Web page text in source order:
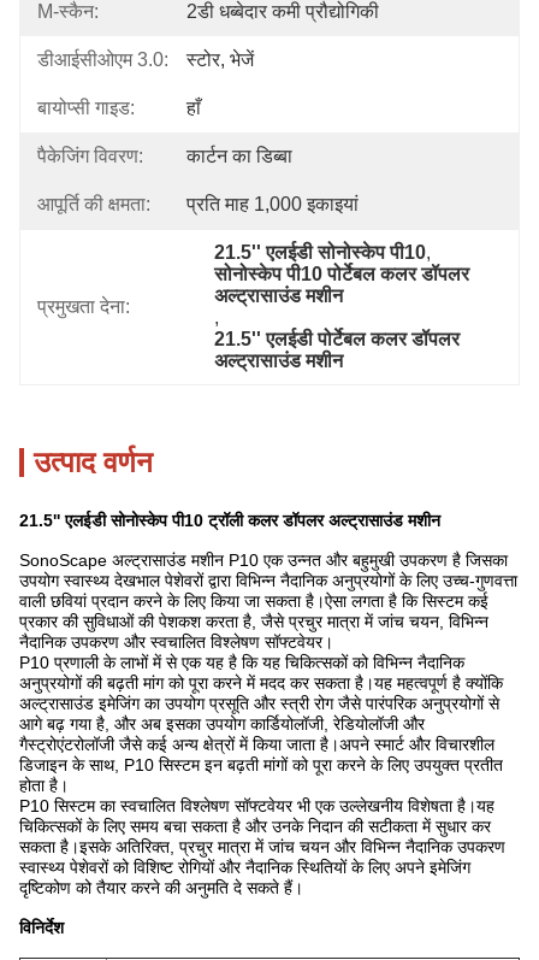
Μ-स्कैन: 2डी धब्बेदार कमी प्रौद्योगिकी
डीआईसीओएम 3.0: स्टोर, भेजें
बायोप्सी गाइड: हाँ
पैकेजिंग विवरण: कार्टन का डिब्बा
आपूर्ति की क्षमता: प्रति माह 1,000 इकाइयां
प्रमुखता देना:
21.5'' एलईडी सोनोस्केप पी10,
सोनोस्केप पी10 पोर्टेबल कलर डॉपलर
अल्ट्रासाउंड मशीन
,
21.5'' एलईडी पोर्टेबल कलर डॉपलर
अल्ट्रासाउंड मशीन
उत्पाद वर्णन
21.5'' एलईडी सोनोस्केप पी10 ट्रॉली कलर डॉपलर अल्ट्रासाउंड मशीन
SonoScape अल्ट्रासाउंड मशीन P10 एक उन्नत और बहुमुखी उपकरण है जिसका
उपयोग स्वास्थ्य देखभाल पेशेवरों द्वारा विभिन्न नैदानिक ​​अनुप्रयोगों के लिए उच्च-गुणवत्ता
वाली छवियां प्रदान करने के लिए किया जा सकता है।ऐसा लगता है कि सिस्टम कई
प्रकार की सुविधाओं की पेशकश करता है, जैसे प्रचुर मात्रा में जांच चयन, विभिन्न
नैदानिक ​​उपकरण और स्वचालित विश्लेषण सॉफ्टवेयर।
P10 प्रणाली के लाभों में से एक यह है कि यह चिकित्सकों को विभिन्न नैदानिक ​​
अनुप्रयोगों की बढ़ती मांग को पूरा करने में मदद कर सकता है।यह महत्वपूर्ण है क्योंकि
अल्ट्रासाउंड इमेजिंग का उपयोग प्रसूति और स्त्री रोग जैसे पारंपरिक अनुप्रयोगों से
आगे बढ़ गया है, और अब इसका उपयोग कार्डियोलॉजी, रेडियोलॉजी और
गैस्ट्रोएंटरोलॉजी जैसे कई अन्य क्षेत्रों में किया जाता है।अपने स्मार्ट और विचारशील
डिजाइन के साथ, P10 सिस्टम इन बढ़ती मांगों को पूरा करने के लिए उपयुक्त प्रतीत
होता है।
P10 सिस्टम का स्वचालित विश्लेषण सॉफ्टवेयर भी एक उल्लेखनीय विशेषता है।यह
चिकित्सकों के लिए समय बचा सकता है और उनके निदान की सटीकता में सुधार कर
सकता है।इसके अतिरिक्त, प्रचुर मात्रा में जांच चयन और विभिन्न नैदानिक ​​उपकरण
स्वास्थ्य पेशेवरों को विशिष्ट रोगियों और नैदानिक ​​स्थितियों के लिए अपने इमेजिंग
दृष्टिकोण को तैयार करने की अनुमति दे सकते हैं।
विनिर्देश